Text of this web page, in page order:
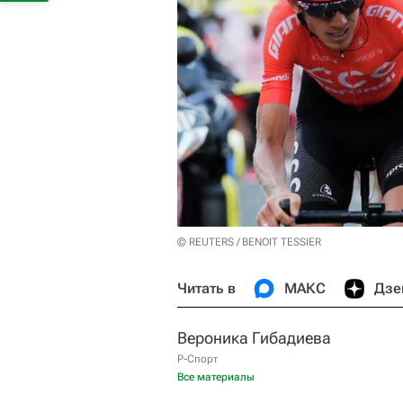
© REUTERS / BENOIT TESSIER
Читать в МАКС
Вероника Гибадиева
Р-Спорт
Все материалы